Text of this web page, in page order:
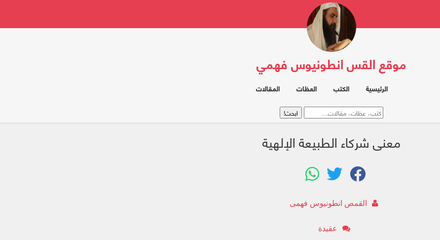
موقع القس انطونيوس فهمي
الرئيسية الكتب العظات المقالات
معنى شركاء الطبيعة الإلهية
القمص انطونيوس فهمى
عقيدة